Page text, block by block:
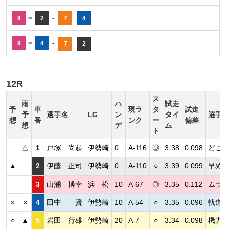
8 = 2 - 7 4
8 = 4 - 7 2
12R
予
想
雨
予
想
車
番
選手名 LG
ハ
ン
デ
現ラ
ンク
ス
タ
ー
ト
試走
タイ
ム
試走
偏差
選手
△ 1 戸塚 尚起 伊勢崎 0 A-116 ◎ 3.38 0.098 どこ
▲ 2 伊藤 正司 伊勢崎 0 A-110 ○ 3.39 0.099 早め
3 山浦 博幸 浜 松 10 A-67 ◎ 3.35 0.112 ムラ
× × 4 田中 賢 伊勢崎 10 A-54 ○ 3.35 0.096 軌道
○ ▲ 5 岩田 行雄 伊勢崎 20 A-7 ○ 3.34 0.098 機力